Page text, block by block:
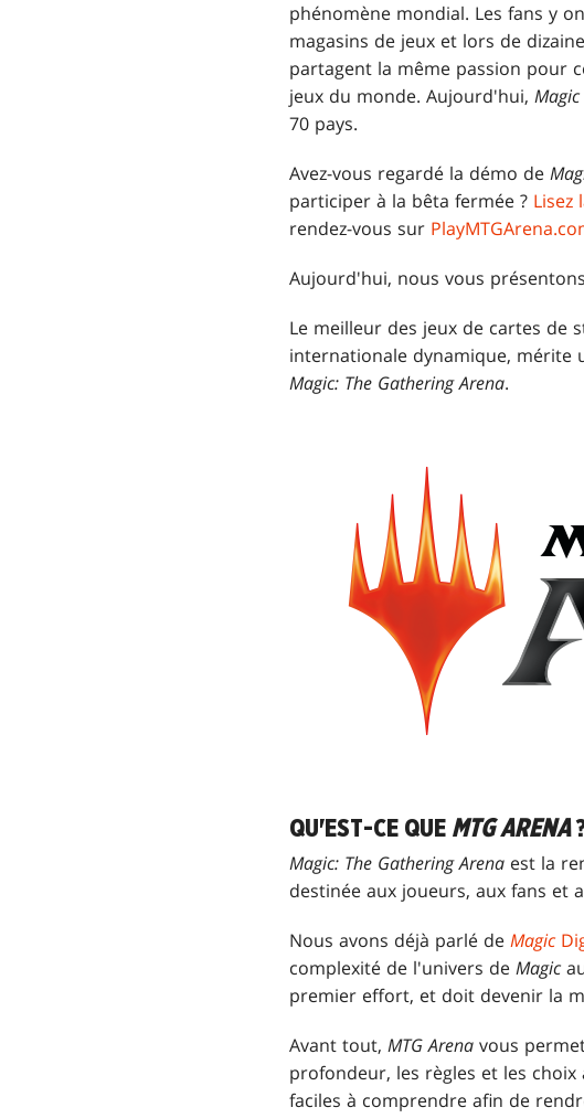
phénomène mondial. Les fans y
magasins de jeux et lors de
partagent la même passion pour
jeux du monde. Aujourd'hui, Magic
70 pays.
Avez-vous regardé la démo de
participer à la bêta fermée ?
rendez-vous sur
Aujourd'hui, nous vous
Le meilleur des jeux de cartes
internationale dynamique, mérite
Magic: The Gathering Arena.
QU'EST-CE QUE MTG ARENA
Magic: The Gathering Arena est la
destinée aux joueurs, aux fans et
Nous avons déjà parlé de Magic
complexité de l'univers de Magic
premier effort, et doit devenir la
Avant tout, MTG Arena vous
profondeur, les règles et les
faciles à comprendre afin de